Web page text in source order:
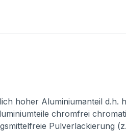
hoher Aluminiumanteil d.h.
chromfrei
Pulverlackierung